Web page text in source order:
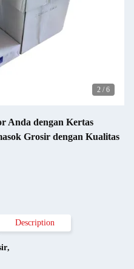
3 / 6
Anda dengan Kertas
Grosir dengan Kualitas
Description
,